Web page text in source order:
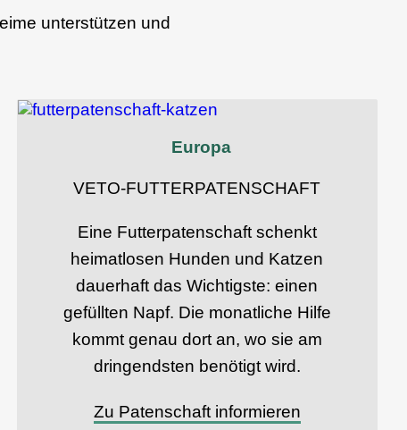
unterstützen und
Europa
VETO-FUTTERPATENSCHAFT
Eine Futterpatenschaft schenkt
heimatlosen Hunden und Katzen
dauerhaft das Wichtigste: einen
gefüllten Napf. Die monatliche Hilfe
kommt genau dort an, wo sie am
dringendsten benötigt wird.
Zu Patenschaft informieren